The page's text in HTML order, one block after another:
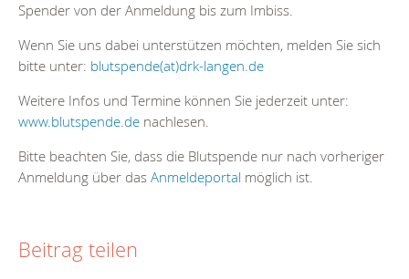
Spender von der Anmeldung bis zum Imbiss.
Wenn Sie uns dabei unterstützen möchten, melden Sie sich
bitte unter: blutspende(at)drk-langen.de
Weitere Infos und Termine können Sie jederzeit unter:
www.blutspende.de nachlesen.
Bitte beachten Sie, dass die Blutspende nur nach vorheriger
Anmeldung über das Anmeldeportal möglich ist.
Beitrag teilen